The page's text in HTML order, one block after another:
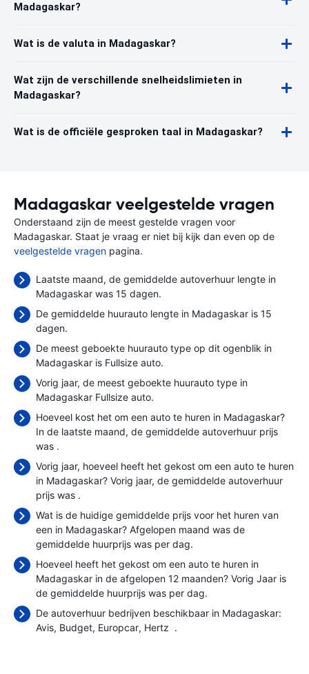
Madagaskar?
Wat is de valuta in Madagaskar?
Wat zijn de verschillende snelheidslimieten in
Madagaskar?
Wat is de officiële gesproken taal in Madagaskar?
Madagaskar veelgestelde vragen
Onderstaand zijn de meest gestelde vragen voor
Madagaskar. Staat je vraag er niet bij kijk dan even op de
veelgestelde vragen pagina.
Laatste maand, de gemiddelde autoverhuur lengte in
Madagaskar was 15 dagen.
De gemiddelde huurauto lengte in Madagaskar is 15
dagen.
De meest geboekte huurauto type op dit ogenblik in
Madagaskar is Fullsize auto.
Vorig jaar, de meest geboekte huurauto type in
Madagaskar Fullsize auto.
Hoeveel kost het om een auto te huren in Madagaskar?
In de laatste maand, de gemiddelde autoverhuur prijs
was .
Vorig jaar, hoeveel heeft het gekost om een auto te huren
in Madagaskar? Vorig jaar, de gemiddelde autoverhuur
prijs was .
Wat is de huidige gemiddelde prijs voor het huren van
een in Madagaskar? Afgelopen maand was de
gemiddelde huurprijs was per dag.
Hoeveel heeft het gekost om een auto te huren in
Madagaskar in de afgelopen 12 maanden? Vorig Jaar is
de gemiddelde huurprijs was per dag.
De autoverhuur bedrijven beschikbaar in Madagaskar:
Avis Budget Europcar Hertz .